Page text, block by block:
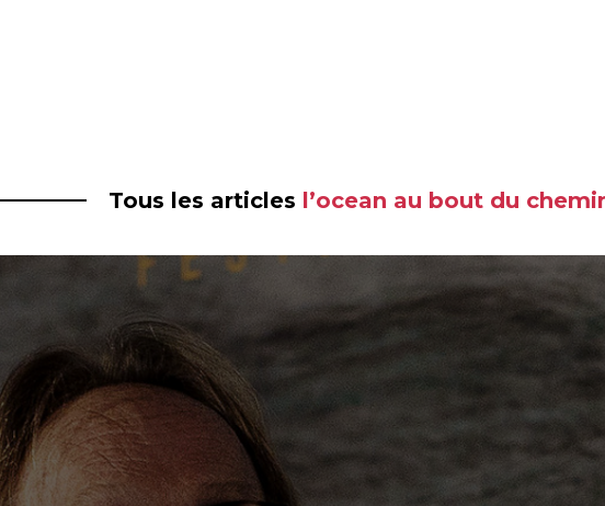
Tous les articles l’ocean au bout du